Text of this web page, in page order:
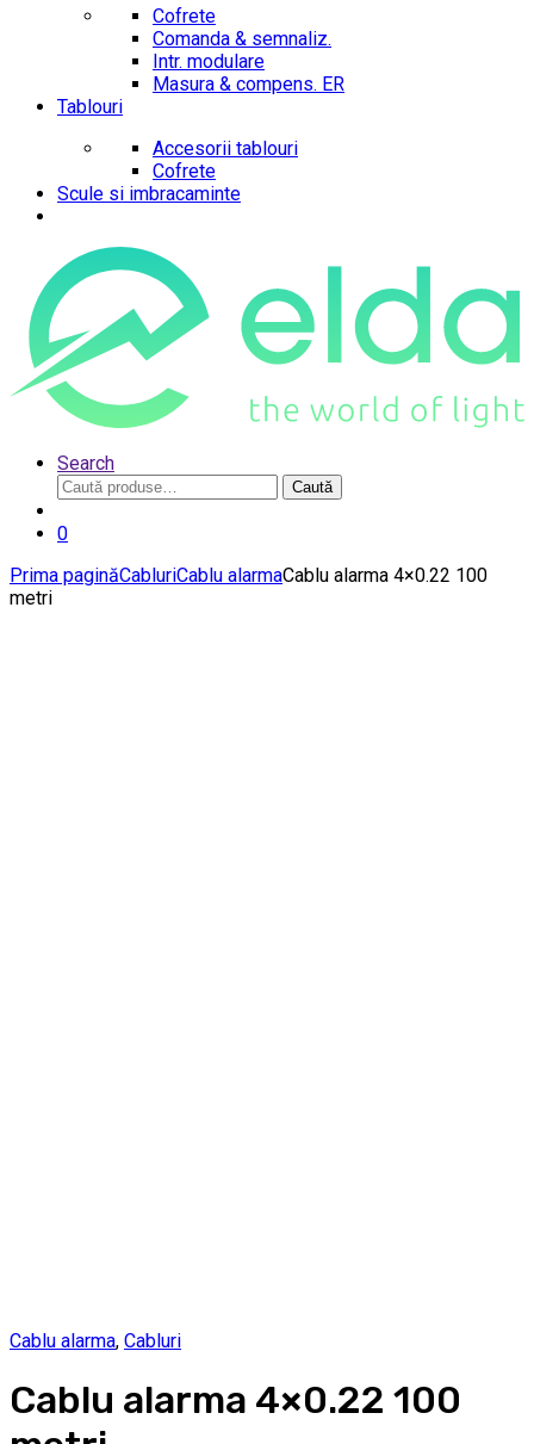
Cofrete
Comanda & semnaliz.
Intr. modulare
Masura & compens. ER
Tablouri
Accesorii tablouri
Cofrete
Scule si imbracaminte
Search
Caută
după:
Caută
0
Prima paginăCabluriCablu alarmaCablu alarma 4×0.22 100
metri
Cablu alarma, Cabluri
Cablu alarma 4×0.22 100